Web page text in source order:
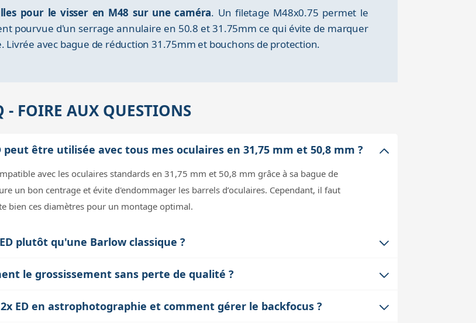
pour le visser en M48 sur une caméra. Un filetage M48x0.75 permet le
pourvue d'un serrage annulaire en 50.8 et 31.75mm ce qui évite de marquer
avec bague de réduction 31.75mm et bouchons de protection.
- FOIRE AUX QUESTIONS
être utilisée avec tous mes oculaires en 31,75 mm et 50,8 mm ?
avec les oculaires standards en 31,75 mm et 50,8 mm grâce à sa bague de
un bon centrage et évite d'endommager les barrels d’oculaires. Cependant, il faut
bien ces diamètres pour un montage optimal.
plutôt qu'une Barlow classique ?
à fort grossissement. Une Barlow classique peut introduire plus de chromatisme
le grossissement sans perte de qualité ?
accentue les effets de la turbulence atmosphérique et de la limite de diffraction de
ED en astrophotographie et comment gérer le backfocus ?